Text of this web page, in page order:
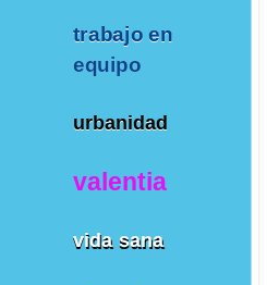
trabajo en
equipo
urbanidad
valentia
vida sana